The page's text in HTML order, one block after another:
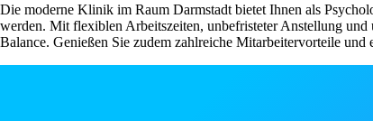
Die moderne Klinik im Raum Darmstadt bietet Ihnen als
werden. Mit flexiblen Arbeitszeiten, unbefristeter Anstellung
Balance. Genießen Sie zudem zahlreiche Mitarbeitervorteile